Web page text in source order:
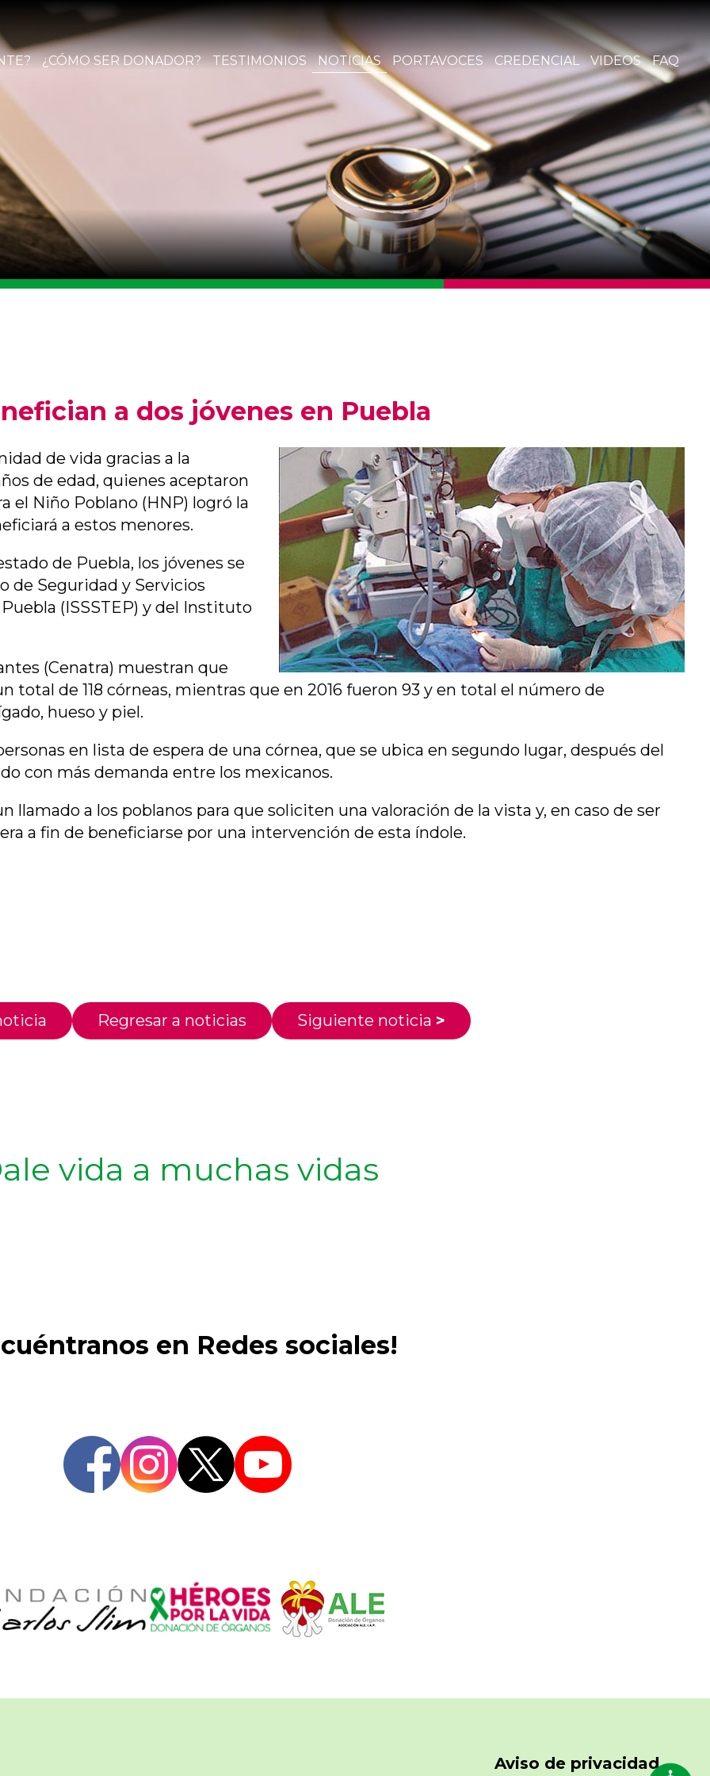
¿CÓMO SER DONADOR? TESTIMONIOS NOTICIAS PORTAVOCES CREDENCIAL VIDEOS FAQ
a dos jóvenes en Puebla
de vida gracias a la
de edad, quienes aceptaron
el Niño Poblano (HNP) logró la
a estos menores.
de Puebla, los jóvenes se
de Seguridad y Servicios
(ISSSTEP) y del Instituto
(Cenatra) muestran que
total de 118 córneas, mientras que en 2016 fueron 93 y en total el número de
hueso y piel.
en lista de espera de una córnea, que se ubica en segundo lugar, después del
con más demanda entre los mexicanos.
llamado a los poblanos para que soliciten una valoración de la vista y, en caso de ser
a fin de beneficiarse por una intervención de esta índole.
Regresar a noticias Siguiente noticia >
vida a muchas vidas
en Redes sociales!
Aviso de privacidad